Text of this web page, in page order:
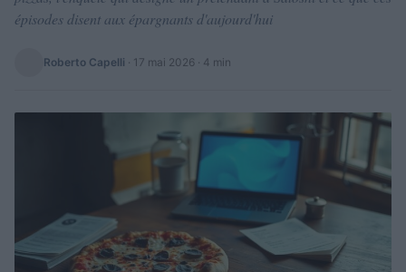
épisodes disent aux épargnants d'aujourd'hui
Roberto Capelli · 17 mai 2026 · 4 min